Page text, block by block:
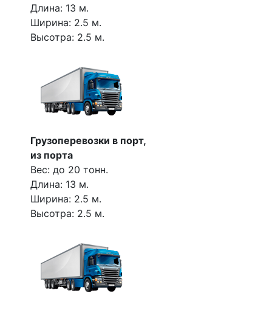
Длина: 13 м.
Ширина: 2.5 м.
Высотра: 2.5 м.
Грузоперевозки в порт,
из порта
Вес: до 20 тонн.
Длина: 13 м.
Ширина: 2.5 м.
Высотра: 2.5 м.